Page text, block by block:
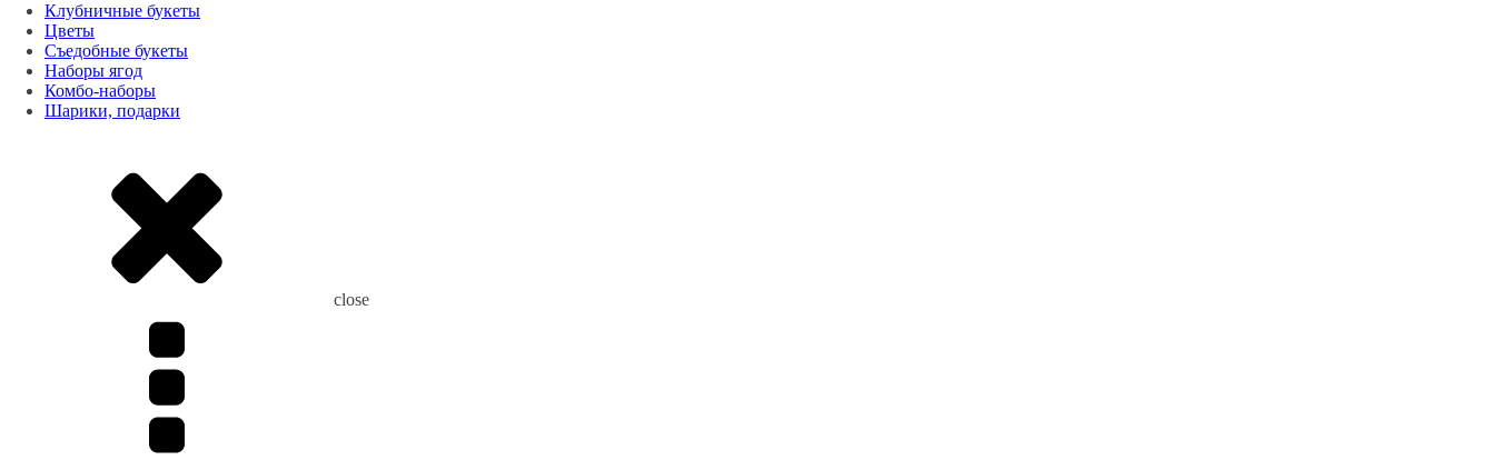
Клубничные букеты
Цветы
Съедобные букеты
Наборы ягод
Комбо-наборы
Шарики, подарки
close